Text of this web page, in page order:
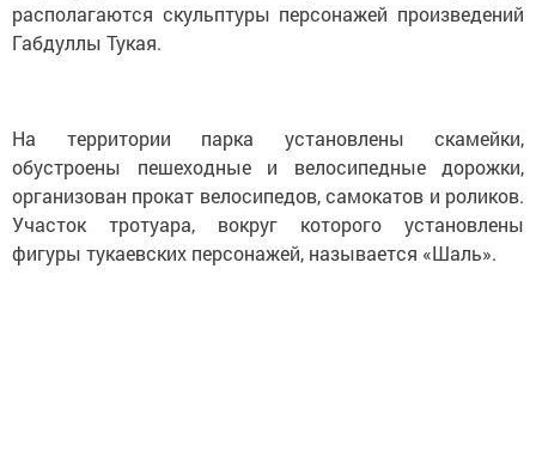
располагаются скульптуры персонажей произведений
Габдуллы Тукая.
На территории парка установлены скамейки,
обустроены пешеходные и велосипедные дорожки,
организован прокат велосипедов, самокатов и роликов.
Участок тротуара, вокруг которого установлены
фигуры тукаевских персонажей, называется «Шаль».